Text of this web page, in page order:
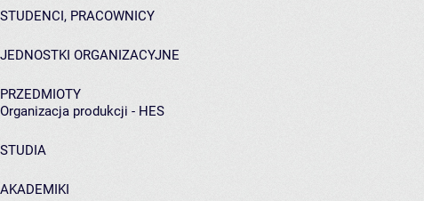
STUDENCI, PRACOWNICY
JEDNOSTKI ORGANIZACYJNE
PRZEDMIOTY
Organizacja produkcji - HES
STUDIA
AKADEMIKI